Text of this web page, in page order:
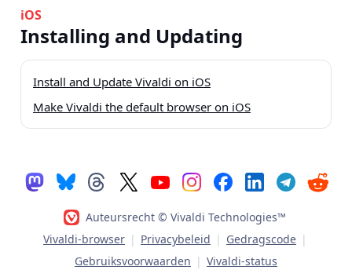
iOS
Installing and Updating
Install and Update Vivaldi on iOS
Make Vivaldi the default browser on iOS
Auteursrecht © Vivaldi Technologies™
Vivaldi-browser | Privacybeleid | Gedragscode |
Gebruiksvoorwaarden | Vivaldi-status